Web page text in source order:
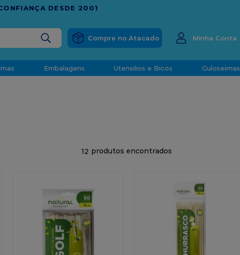
ACIMA DE R$ 1.000,00 PARA O ESPÍRITO SANTO
Minha Conta
Embalagens Utensilios e Bicos Guloseimas
12